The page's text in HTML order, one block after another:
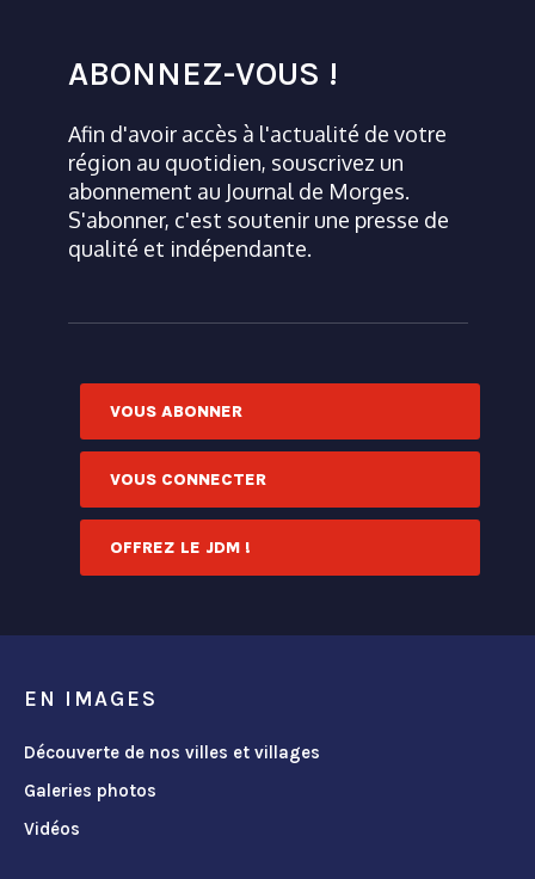
ABONNEZ-VOUS !
Afin d'avoir accès à l'actualité de votre
région au quotidien, souscrivez un
abonnement au Journal de Morges.
S'abonner, c'est soutenir une presse de
qualité et indépendante.
VOUS ABONNER
VOUS CONNECTER
OFFREZ LE JDM !
EN IMAGES
Découverte de nos villes et villages
Galeries photos
Vidéos